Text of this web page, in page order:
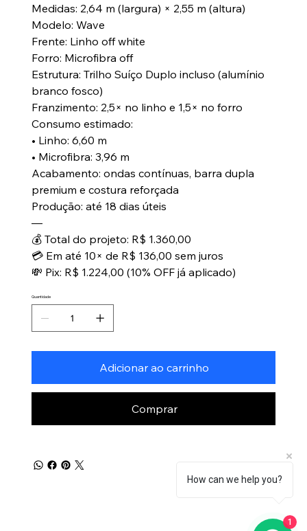
Medidas: 2,64 m (largura) × 2,55 m (altura)
Modelo: Wave
Frente: Linho off white
Forro: Microfibra off
Estrutura: Trilho Suíço Duplo incluso (alumínio
branco fosco)
Franzimento: 2,5× no linho e 1,5× no forro
Consumo estimado:
• Linho: 6,60 m
• Microfibra: 3,96 m
Acabamento: ondas contínuas, barra dupla
premium e costura reforçada
Produção: até 18 dias úteis
—
💰 Total do projeto: R$ 1.360,00
💳 Em até 10× de R$ 136,00 sem juros
💸 Pix: R$ 1.224,00 (10% OFF já aplicado)
Quantidade
Adicionar ao carrinho
Comprar
How can we help you?
1